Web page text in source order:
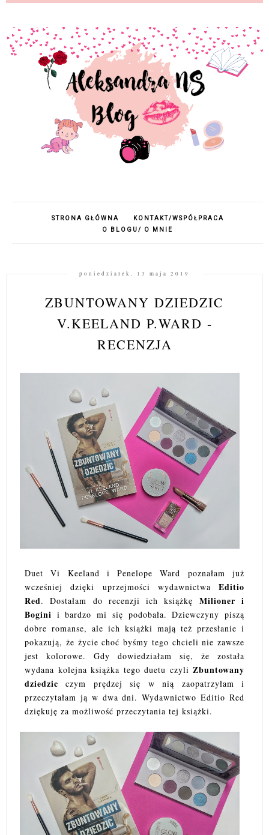
STRONA GŁÓWNA
KONTAKT/WSPÓŁPRACA
O BLOGU/ O MNIE
poniedziałek, 13 maja 2019
ZBUNTOWANY DZIEDZIC
V.KEELAND P.WARD -
RECENZJA
Duet Vi Keeland i Penelope Ward poznałam już
wcześniej dzięki uprzejmości wydawnictwa Editio
Red. Dostałam do recenzji ich książkę Milioner i
Bogini i bardzo mi się podobała. Dziewczyny piszą
dobre romanse, ale ich książki mają też przesłanie i
pokazują, że życie choć byśmy tego chcieli nie zawsze
jest kolorowe. Gdy dowiedziałam się, że została
wydana kolejna książka tego duetu czyli Zbuntowany
dziedzicczym prędzej się w nią zaopatrzyłam i
przeczytałam ją w dwa dni. Wydawnictwo Editio Red
dziękuję za możliwość przeczytania tej książki.